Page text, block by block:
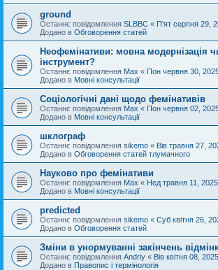
ground
Останнє повідомлення SLBBC « П'ят серпня 29,
Додано в Обговорення статей
Неофемінативи: мовна модернізація
інструмент?
Останнє повідомлення Max « Пон червня 30,
Додано в Мовні консультації
Соціологічні дані щодо фемінативів
Останнє повідомлення Max « Пон червня 02,
Додано в Мовні консультації
шклограф
Останнє повідомлення sikemo « Вів травня 27,
Додано в Обговорення статей тлумачного
Науково про фемінативи
Останнє повідомлення Max « Нед травня 11,
Додано в Мовні консультації
predicted
Останнє повідомлення sikemo « Суб квітня 26,
Додано в Обговорення статей
Зміни в унормуванні закінчень
Останнє повідомлення Andriy « Вів квітня 08,
Додано в Правопис і термінологія